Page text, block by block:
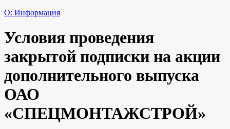
O: Информация
Условия проведения
закрытой подписки на акции
дополнительного выпуска
ОАО
«СПЕЦМОНТАЖСТРОЙ»